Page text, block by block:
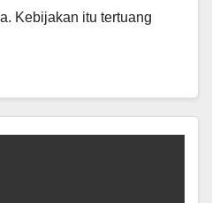
Kebijakan itu tertuang